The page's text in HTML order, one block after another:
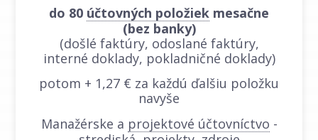
do 80 účtovných položiek mesačne
(bez banky)
(došlé faktúry, odoslané faktúry,
interné doklady, pokladničné doklady)
potom + 1,27 € za každú ďalšiu položku
navyše
Manažérske a projektové účtovníctvo -